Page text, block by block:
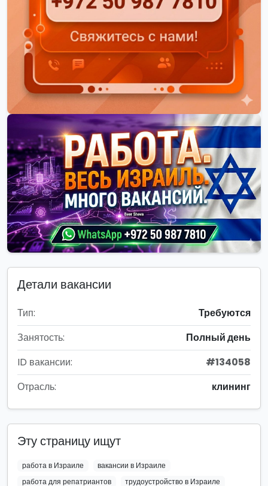
Детали вакансии
Тип:
Требуются
Занятость:
Полный день
ID вакансии:
#134058
Отрасль:
клининг
Эту страницу ищут
работа в Израиле
вакансии в Израиле
работа для репатриантов
трудоустройство в Израиле